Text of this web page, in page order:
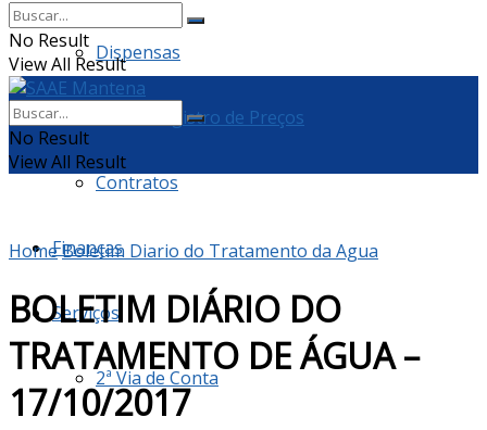
Dispensas
Ata de Registro de Preços
Contratos
Finanças
Serviços
2ª Via de Conta
No Result
View All Result
No Result
View All Result
HomeBoletim Diario do Tratamento da Agua
BOLETIM DIÁRIO DO
TRATAMENTO DE ÁGUA –
17/10/2017